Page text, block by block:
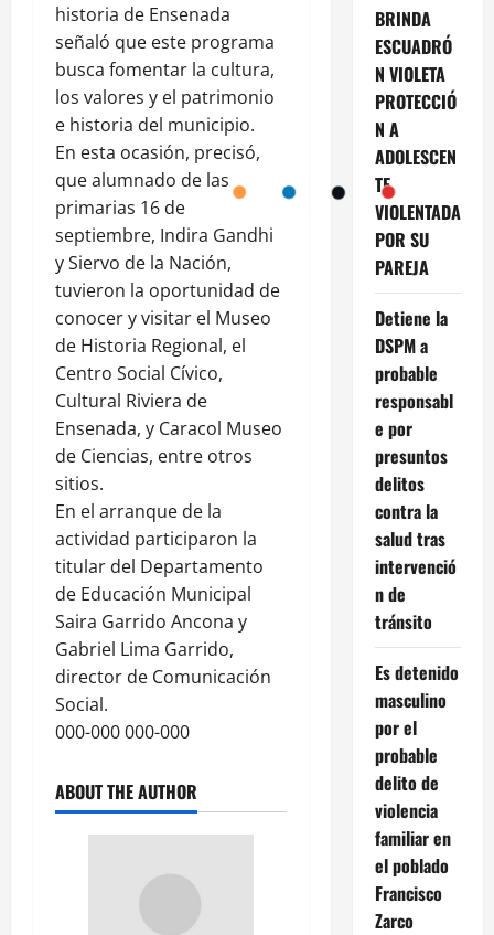
historia de Ensenada
señaló que este programa
busca fomentar la cultura,
los valores y el patrimonio
e historia del municipio.
En esta ocasión, precisó,
que alumnado de las
primarias 16 de
septiembre, Indira Gandhi
y Siervo de la Nación,
tuvieron la oportunidad de
conocer y visitar el Museo
de Historia Regional, el
Centro Social Cívico,
Cultural Riviera de
Ensenada, y Caracol Museo
de Ciencias, entre otros
sitios.
En el arranque de la
actividad participaron la
titular del Departamento
de Educación Municipal
Saira Garrido Ancona y
Gabriel Lima Garrido,
director de Comunicación
Social.
000-000 000-000
ABOUT THE AUTHOR
BRINDA
ESCUADRÓ
N VIOLETA
PROTECCIÓ
N A
ADOLESCEN
TE
VIOLENTADA
POR SU
PAREJA
Detiene la
DSPM a
probable
responsabl
e por
presuntos
delitos
contra la
salud tras
intervenció
n de
tránsito
Es detenido
masculino
por el
probable
delito de
violencia
familiar en
el poblado
Francisco
Zarco